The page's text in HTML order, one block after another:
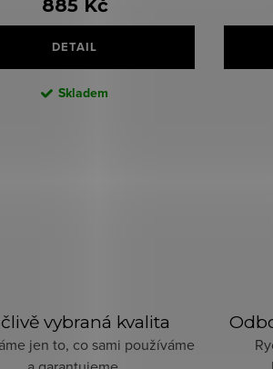
885 Kč
DETAIL
Skladem
vybraná kvalita
jen to, co sami používáme